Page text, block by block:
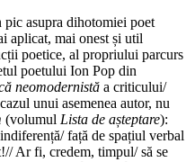
pic asupra dihotomiei poet
aplicat, mai onest și util
poetice, al propriului parcurs
poetului Ion Pop din
neomodernistă a criticului/
unui asemenea autor, nu
(volumul Lista de așteptare):
față de spațiul verbal
Ar fi, credem, timpul/ să se